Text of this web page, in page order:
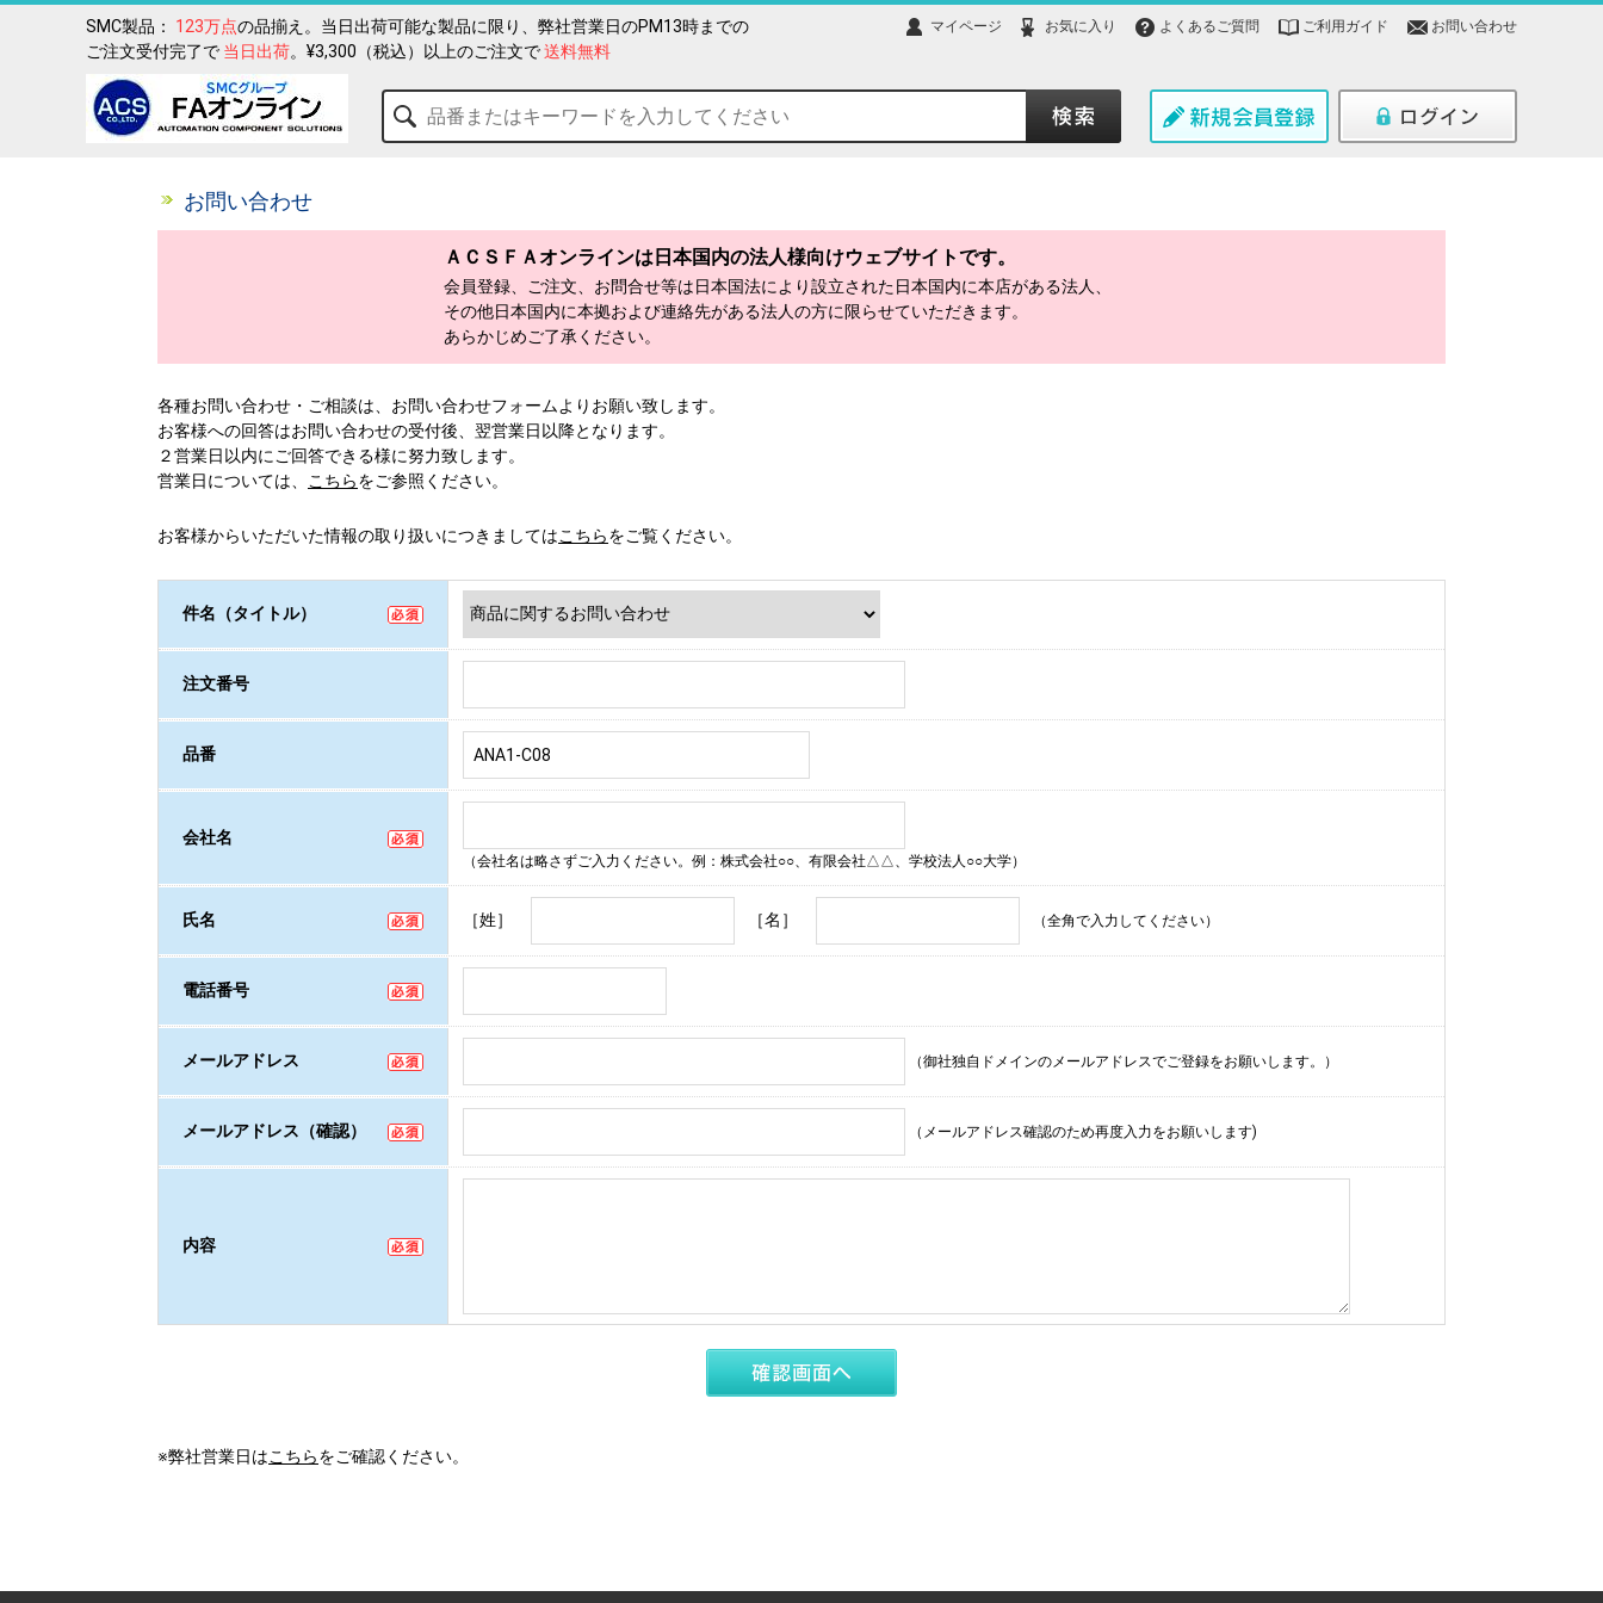
SMC製品： 123万点の品揃え。当日出荷可能な製品に限り、弊社営業日のPM13時までの
ご注文受付完了で 当日出荷。¥3,300（税込）以上のご注文で送料無料
マイページ お気に入り よくあるご質問 ご利用ガイド お問い合わせ
お問い合わせ
ＡＣＳＦＡオンラインは日本国内の法人様向けウェブサイトです。
会員登録、ご注文、お問合せ等は日本国法により設立された日本国内に本店がある法人、
その他日本国内に本拠および連絡先がある法人の方に限らせていただきます。
あらかじめご了承ください。
各種お問い合わせ・ご相談は、お問い合わせフォームよりお願い致します。
お客様への回答はお問い合わせの受付後、翌営業日以降となります。
２営業日以内にご回答できる様に努力致します。
営業日については、
こちらをご参照ください。
お客様からいただいた情報の取り扱いにつきましてはこちらをご覧ください。
件名（タイトル）
注文番号
品番
会社名
（会社名は略さずご入力ください。例：株式会社○○、有限会社△△、学校法人○○大学）
氏名 ［姓］ ［名］ （全角で入力してください）
電話番号
メールアドレス （御社独自ドメインのメールアドレスでご登録をお願いします。）
メールアドレス（確認） （メールアドレス確認のため再度入力をお願いします)
内容
※弊社営業日はこちらをご確認ください。